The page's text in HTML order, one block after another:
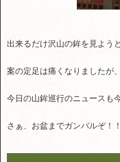
出来るだけ沢山の鉾を見よう
案の定足は痛くなりましたが
今日の山鉾巡行のニュースも
さぁ、お盆までガンバルぞ！！